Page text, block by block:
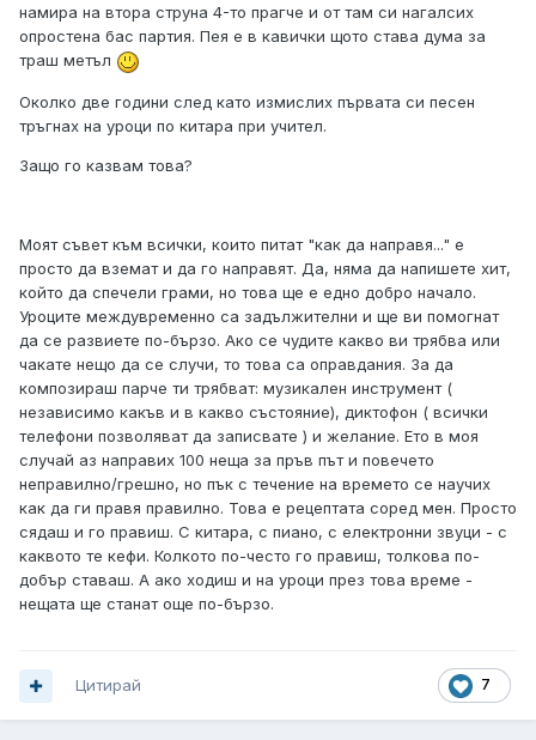
намира на втора струна 4-то прагче и от там си нагалсих
опростена бас партия. Пея е в кавички щото става дума за
траш метъл
Околко две години след като измислих първата си песен
тръгнах на уроци по китара при учител.
Защо го казвам това?
Моят съвет към всички, които питат "как да направя..." е
просто да вземат и да го направят. Да, няма да напишете хит,
който да спечели грами, но това ще е едно добро начало.
Уроците междувременно са задължителни и ще ви помогнат
да се развиете по-бързо. Ако се чудите какво ви трябва или
чакате нещо да се случи, то това са оправдания. За да
композираш парче ти трябват: музикален инструмент (
независимо какъв и в какво състояние), диктофон ( всички
телефони позволяват да записвате ) и желание. Ето в моя
случай аз направих 100 неща за пръв път и повечето
неправилно/грешно, но пък с течение на времето се научих
как да ги правя правилно. Това е рецептата соред мен. Просто
сядаш и го правиш. С китара, с пиано, с електронни звуци - с
каквото те кефи. Колкото по-често го правиш, толкова по-
добър ставаш. А ако ходиш и на уроци през това време -
нещата ще станат още по-бързо.
7
Цитирай